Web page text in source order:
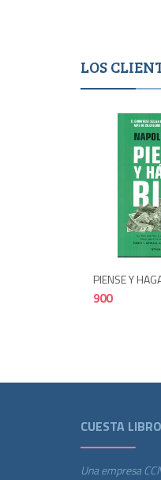
LOS
PIENSE Y
900
CUESTA
Una empresa